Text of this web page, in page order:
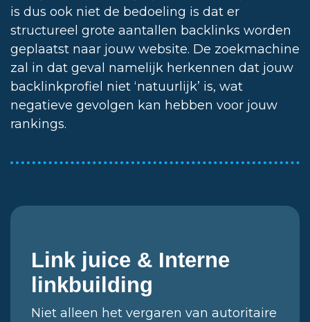
is dus ook niet de bedoeling is dat er
structureel grote aantallen backlinks worden
geplaatst naar jouw website. De zoekmachine
zal in dat geval namelijk herkennen dat jouw
backlinkprofiel niet ‘natuurlijk’ is, wat
negatieve gevolgen kan hebben voor jouw
rankings.
Link juice & Interne
linkbuilding
Niet alleen het vergaren van autoritaire